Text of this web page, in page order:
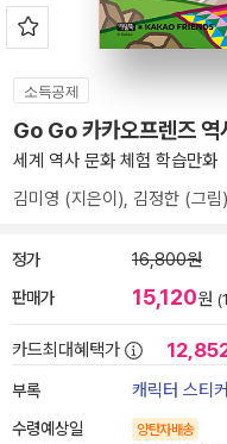
소득공제
Go Go 카카오프렌즈
세계 역사 문화 체험 학습만화
김미영 (지은이), 김정한 (그
정가 16,800원
판매가 15,120원
카드최대혜택가
부록 캐릭터 스티
수령예상일 양탄자배송